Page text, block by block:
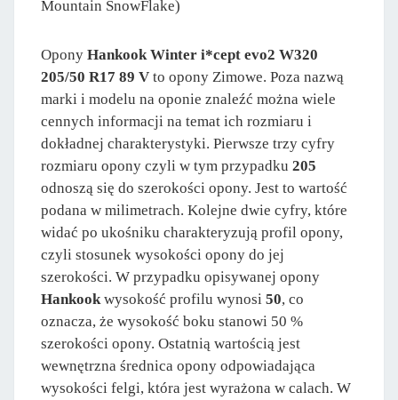
Mountain SnowFlake)
Opony Hankook Winter i*cept evo2 W320
205/50 R17 89 V to opony Zimowe. Poza nazwą
marki i modelu na oponie znaleźć można wiele
cennych informacji na temat ich rozmiaru i
dokładnej charakterystyki. Pierwsze trzy cyfry
rozmiaru opony czyli w tym przypadku 205
odnoszą się do szerokości opony. Jest to wartość
podana w milimetrach. Kolejne dwie cyfry, które
widać po ukośniku charakteryzują profil opony,
czyli stosunek wysokości opony do jej
szerokości. W przypadku opisywanej opony
Hankook wysokość profilu wynosi 50, co
oznacza, że wysokość boku stanowi 50 %
szerokości opony. Ostatnią wartością jest
wewnętrzna średnica opony odpowiadająca
wysokości felgi, która jest wyrażona w calach. W